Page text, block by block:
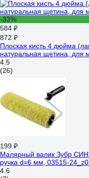
-33%
584 ₽
872 ₽
Плоская кисть 4 дюйма
натуральная щетина, для
4.5
(26)
199 ₽
Малярный валик Зубр
ручка d=6 мм, 03515-
4.6